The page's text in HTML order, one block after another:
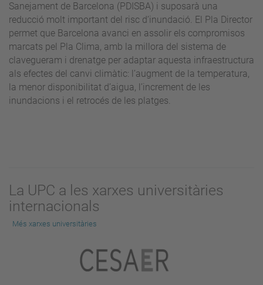
Sanejament de Barcelona (PDISBA) i suposarà una
reducció molt important del risc d’inundació. El Pla Director
permet que Barcelona avanci en assolir els compromisos
marcats pel Pla Clima, amb la millora del sistema de
clavegueram i drenatge per adaptar aquesta infraestructura
als efectes del canvi climàtic: l’augment de la temperatura,
la menor disponibilitat d’aigua, l’increment de les
inundacions i el retrocés de les platges.
La UPC a les xarxes universitàries
internacionals
Més xarxes universitàries